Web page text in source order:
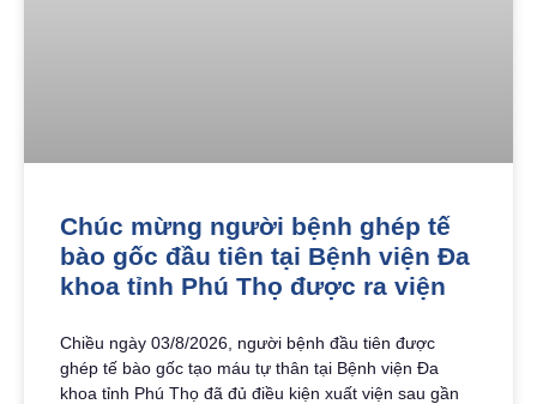
Chúc mừng người bệnh ghép tế
bào gốc đầu tiên tại Bệnh viện Đa
khoa tỉnh Phú Thọ được ra viện
Chiều ngày 03/8/2026, người bệnh đầu tiên được
ghép tế bào gốc tạo máu tự thân tại Bệnh viện Đa
khoa tỉnh Phú Thọ đã đủ điều kiện xuất viện sau gần